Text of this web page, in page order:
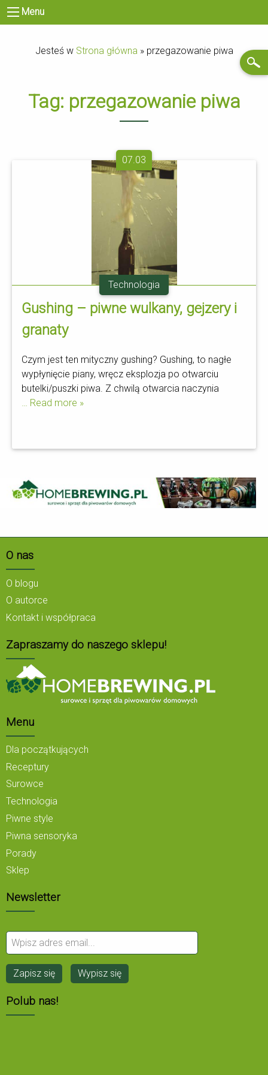
Menu
Jesteś w Strona główna» przegazowanie piwa
Tag: przegazowanie piwa
07.03
Technologia
Gushing – piwne wulkany, gejzery i
granaty
Czym jest ten mityczny gushing? Gushing, to nagłe
wypłynięcie piany, wręcz eksplozja po otwarciu
butelki/puszki piwa. Z chwilą otwarcia naczynia
… Read more »
O nas
O blogu
O autorce
Kontakt i współpraca
Zapraszamy do naszego sklepu!
Menu
Dla początkujących
Receptury
Surowce
Technologia
Piwne style
Piwna sensoryka
Porady
Sklep
Newsletter
Polub nas!